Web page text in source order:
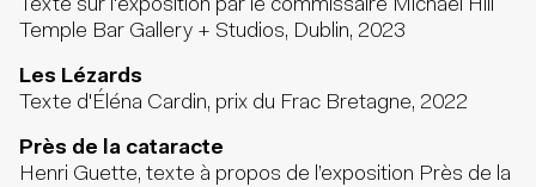
Texte sur l'exposition par le commissaire Michael Hill
Temple Bar Gallery + Studios, Dublin, 2023
Les Lézards
Texte d'Éléna Cardin, prix du Frac Bretagne, 2022
Près de la cataracte
Henri Guette, texte à propos de l’exposition Près de la